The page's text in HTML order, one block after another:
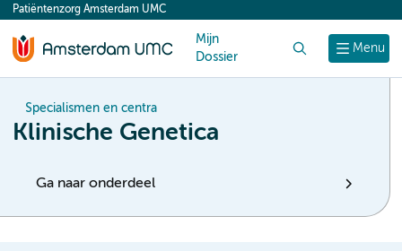
content
Menu
Patiëntenzorg Amsterdam UMC
Mijn
Dossier
Specialismen en centra
Klinische Genetica
Ga naar onderdeel